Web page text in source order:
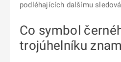
podléhajících dalšímu
Co symbol
trojúhelníku